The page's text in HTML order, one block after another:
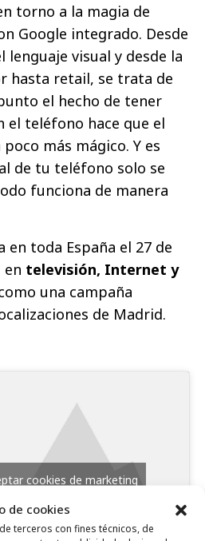
de cookies
terceros con fines técnicos, de
torno a la magia de
Google integrado. Desde
lenguaje visual y desde la
hasta retail, se trata de
el hecho de tener
el teléfono hace que el
más mágico. Y es
de tu teléfono solo se
funciona de manera
en toda España el 27 de
en televisión, Internet y
una campaña
de Madrid.
cookies de marketing